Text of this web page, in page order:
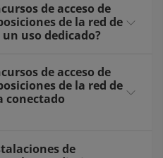
de acceso de
de la red de
uso dedicado?
de acceso de
de la red de
conectado
de